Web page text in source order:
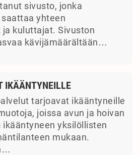
sivusto, jonka
yhteen
kuluttajat. Sivuston
kävijämäärältään…
IKÄÄNTYNEILLE
tarjoavat ikääntyneille
joissa avun ja hoivan
ikääntyneen yksilöllisten
mukaan.